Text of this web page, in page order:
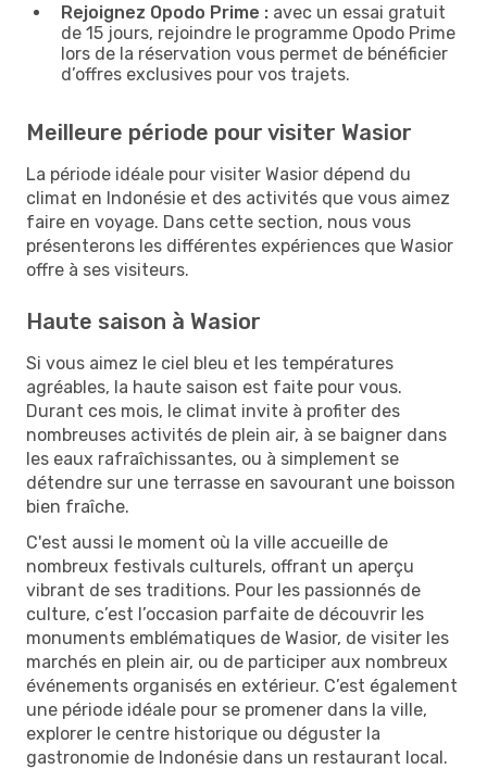
Rejoignez Opodo Prime : avec un essai gratuit
de 15 jours, rejoindre le programme Opodo Prime
lors de la réservation vous permet de bénéficier
d’offres exclusives pour vos trajets.
Meilleure période pour visiter Wasior
La période idéale pour visiter Wasior dépend du
climat en Indonésie et des activités que vous aimez
faire en voyage. Dans cette section, nous vous
présenterons les différentes expériences que Wasior
offre à ses visiteurs.
Haute saison à Wasior
Si vous aimez le ciel bleu et les températures
agréables, la haute saison est faite pour vous.
Durant ces mois, le climat invite à profiter des
nombreuses activités de plein air, à se baigner dans
les eaux rafraîchissantes, ou à simplement se
détendre sur une terrasse en savourant une boisson
bien fraîche.
C'est aussi le moment où la ville accueille de
nombreux festivals culturels, offrant un aperçu
vibrant de ses traditions. Pour les passionnés de
culture, c’est l’occasion parfaite de découvrir les
monuments emblématiques de Wasior, de visiter les
marchés en plein air, ou de participer aux nombreux
événements organisés en extérieur. C’est également
une période idéale pour se promener dans la ville,
explorer le centre historique ou déguster la
gastronomie de Indonésie dans un restaurant local.